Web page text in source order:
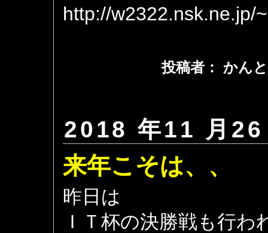
http://w2322.nsk.ne.jp/
投稿者： かん
2018 年11 月
来年こそは、、
昨日は
ＩＴ杯の決勝戦も行わ